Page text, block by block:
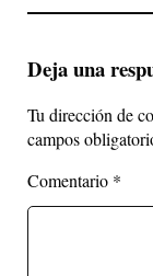
Deja una
Tu dirección de
campos
Comentario *